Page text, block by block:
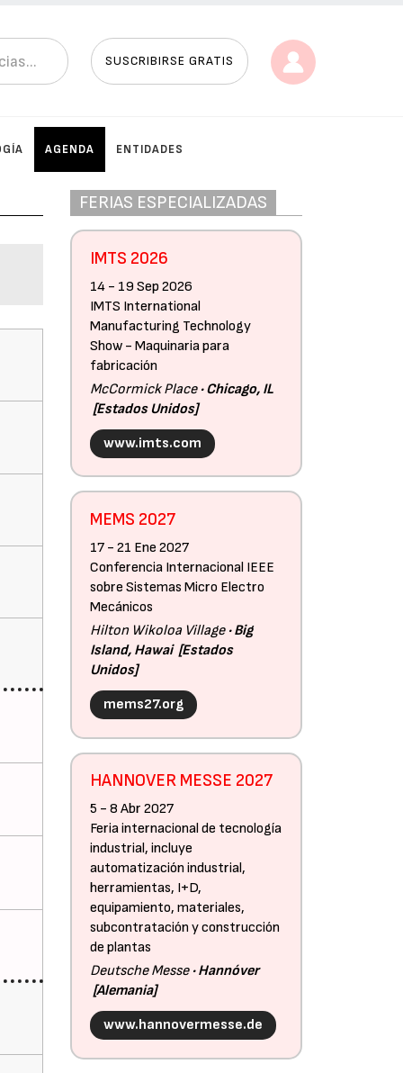
SUSCRIBIRSE GRATIS
AGENDA ENTIDADES
FERIAS ESPECIALIZADAS
IMTS 2026
14 - 19 Sep 2026
IMTS International
Manufacturing Technology
Show - Maquinaria para
fabricación
McCormick Place Chicago, IL
Estados Unidos
www.imts.com
MEMS 2027
17 - 21 Ene 2027
Conferencia Internacional IEEE
sobre Sistemas Micro Electro
Mecánicos
Hilton Wikoloa Village Big
Island, Hawai Estados
Unidos
mems27.org
HANNOVER MESSE 2027
5 - 8 Abr 2027
Feria internacional de tecnología
industrial, incluye
automatización industrial,
herramientas, I+D,
equipamiento, materiales,
subcontratación y construcción
de plantas
Deutsche Messe Hannóver
Alemania
www.hannovermesse.de